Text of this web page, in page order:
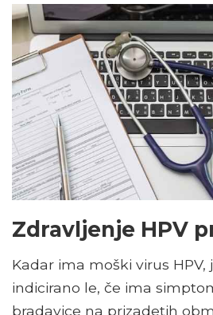
Zdravljenje HPV
Kadar ima moški virus HPV,
indicirano le, če ima
bradavice na prizadetih